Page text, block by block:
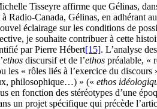
Tisseyre affirme que Gélinas,
Radio-Canada, Gélinas, en adhérant
éclairage sur les conditions de
je souhaite contribuer à cette
par Pierre Hébert[15]. L’analyse
ethos discursif et de l’ethos préalable, «
les « rôles liés à l’exercice du discours
philosophique…) » (« ethos
en fonction des stéréotypes d’une
un projet spécifique qui précède